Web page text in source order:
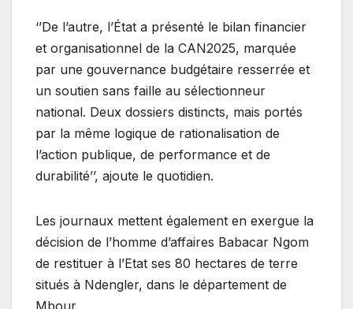
‘’De l’autre, l’État a présenté le bilan financier
et organisationnel de la CAN2025, marquée
par une gouvernance budgétaire resserrée et
un soutien sans faille au sélectionneur
national. Deux dossiers distincts, mais portés
par la même logique de rationalisation de
l’action publique, de performance et de
durabilité’’, ajoute le quotidien.
Les journaux mettent également en exergue la
décision de l’homme d’affaires Babacar Ngom
de restituer à l’Etat ses 80 hectares de terre
situés à Ndengler, dans le département de
Mbour.